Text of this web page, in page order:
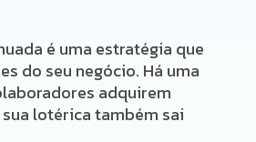
é uma estratégia que
do seu negócio. Há uma
adquirem
lotérica também sai